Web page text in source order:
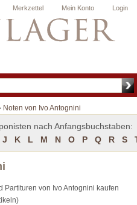
Login
Mein Konto
Merkzettel
Noten von Ivo Antognini
nach Anfangsbuchstaben:
J K L M N O P Q R S
Partituren von Ivo Antognini kaufen